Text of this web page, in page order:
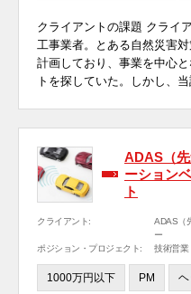
クライアントの課題 クライ
工事業者。とある自然災害
計画しており、事業を中心
トを探していた。しかし、
ADAS（
ーション
ト
クライアント:
ADAS（
ー
ポジション・プロジェクト:
技術営業
1000万円以下 PM ヘ